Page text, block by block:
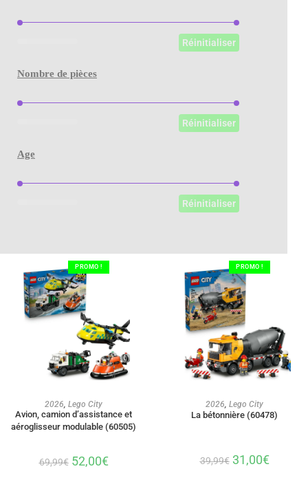
Prix
Réinitialiser
Nombre de pièces
Nombre de pièces
Réinitialiser
Age
Age
Réinitialiser
PROMO !
AJOUTER AU PANIER
2026, Lego City
Avion, camion d’assistance et
aéroglisseur modulable (60505)
69,99€ 52,00€
PROMO !
AJOUTER AU PANIER
2026, Lego City
La bétonnière (60478)
39,99€ 31,00€